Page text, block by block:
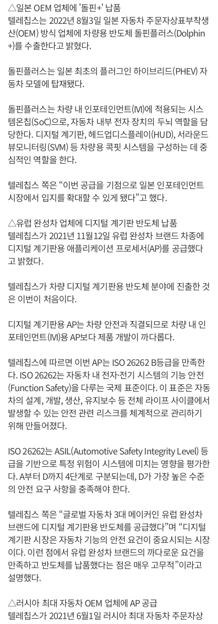
△일본 OEM 업체에 '돌핀+' 납품
텔레칩스는 2022년 8월3일 일본 자동차 주문자상표부착생
산(OEM) 방식 업체에 차량용 반도체 돌핀플러스(Dolphin
+)를 수출한다고 밝혔다.
돌핀플러스는 일본 최초의 플러그인 하이브리드(PHEV) 자
동차 모델에 탑재됐다.
돌핀플러스는 차량 내 인포테인먼트(IVI)에 적용되는 시스
템온칩(SoC)으로, 자동차 내부 전자 장치의 두뇌 역할을 담
당한다. 디지털 계기판, 헤드업디스플레이(HUD), 서라운드
뷰모니터링(SVM) 등 차량용 콕핏 시스템을 구성하는 데 중
심적인 역할을 한다.
텔레칩스 쪽은 “이번 공급을 기점으로 일본 인포테인먼트
시장에서 입지를 확대할 수 있게 됐다”고 했다.
△유럽 완성차 업체에 디지털 계기판 반도체 납품
텔레칩스가 2021년 11월12일 유럽 완성차 브랜드 차종에
디지털 계기판용 애플리케이션 프로세서(AP)를 공급했다
고 밝혔다.
텔레칩스가 차량 디지털 계기판용 반도체 분야에 진출한 것
은 이번이 처음이다.
디지털 계기판용 AP는 차량 안전과 직결되므로 차량 내 인
포테인먼트(IVI)용 AP보다 제품 개발이 까다롭다.
텔레칩스에 따르면 이번 AP는 ISO 26262 B등급을 만족한
다. ISO 26262는 자동차 내 전자·전기 시스템의 기능 안전
(Function Safety)을 다루는 국제 표준이다. 이 표준은 자동
차의 설계, 개발, 생산, 유지보수 등 전체 라이프 사이클에서
발생할 수 있는 안전 관련 리스크를 체계적으로 관리하기
위해 만들어졌다.
ISO 26262는 ASIL(Automotive Safety Integrity Level) 등
급을 기반으로 특정 위험이 시스템에 미치는 영향을 평가한
다. A부터 D까지 4단계로 구분되는데, D가 가장 높은 수준
의 안전 요구 사항을 충족해야 한다.
텔레칩스 쪽은 “글로벌 자동차 3대 메이커인 유럽 완성차
브랜드에 디지털 계기판용 반도체를 공급했다”며 “디지털
계기판 시장은 자동차 기능의 안전 요건이 중요시되는 시장
이다. 이런 점에서 유럽 완성차 브랜드의 까다로운 요건을
만족하고 반도체를 납품했다는 점은 매우 고무적”이라고
설명했다.
△러시아 최대 자동차 OEM 업체에 AP 공급
텔레칩스가 2021년 6월1일 러시아 최대 자동차 주문자상